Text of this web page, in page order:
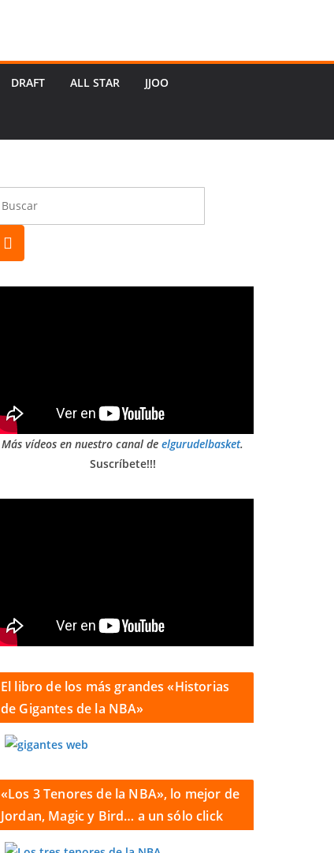
DRAFT ALL STAR JJOO
Más vídeos en nuestro canal de elgurudelbasket.
Suscríbete!!!
El libro de los más grandes «Historias
de Gigantes de la NBA»
«Los 3 Tenores de la NBA», lo mejor de
Jordan, Magic y Bird… a un sólo click